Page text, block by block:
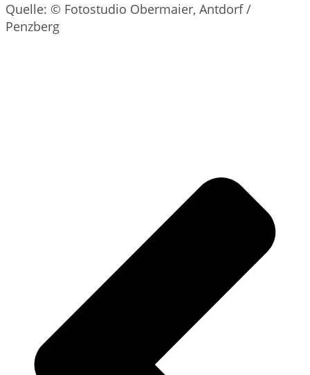
Quelle: © Fotostudio Obermaier, Antdorf /
Penzberg